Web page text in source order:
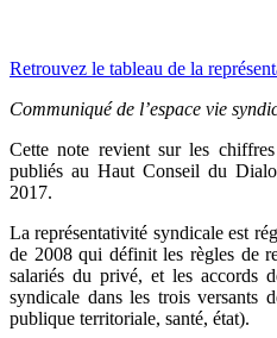
Retrouvez le tableau de la
Communiqué de l’espace vie
Cette note revient sur les
publiés au Haut Conseil du
2017.
La représentativité syndicale est
de 2008 qui définit les règles de
salariés du privé, et les accords
syndicale dans les trois versants
publique territoriale, santé, état).